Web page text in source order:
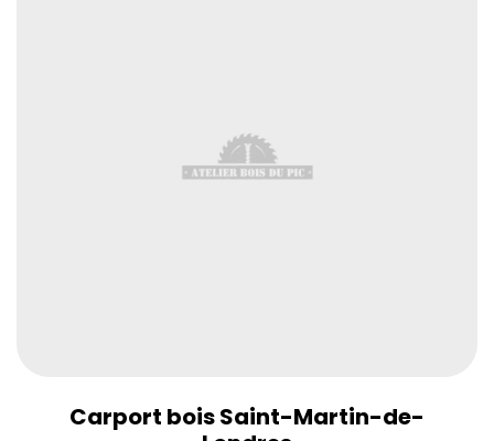
Carport bois Saint-Martin-de-